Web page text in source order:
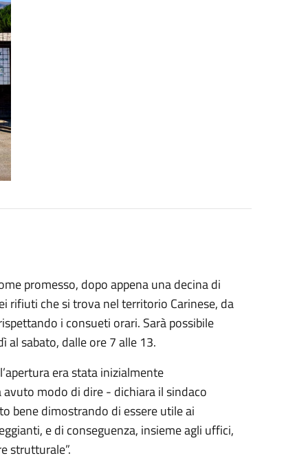
promesso, dopo appena una decina di
rifiuti che si trova nel territorio Carinese, da
i consueti orari. Sarà possibile
sabato, dalle ore 7 alle 13.
era stata inizialmente
modo di dire - dichiara il sindaco
bene dimostrando di essere utile ai
e di conseguenza, insieme agli uffici,
strutturale”.